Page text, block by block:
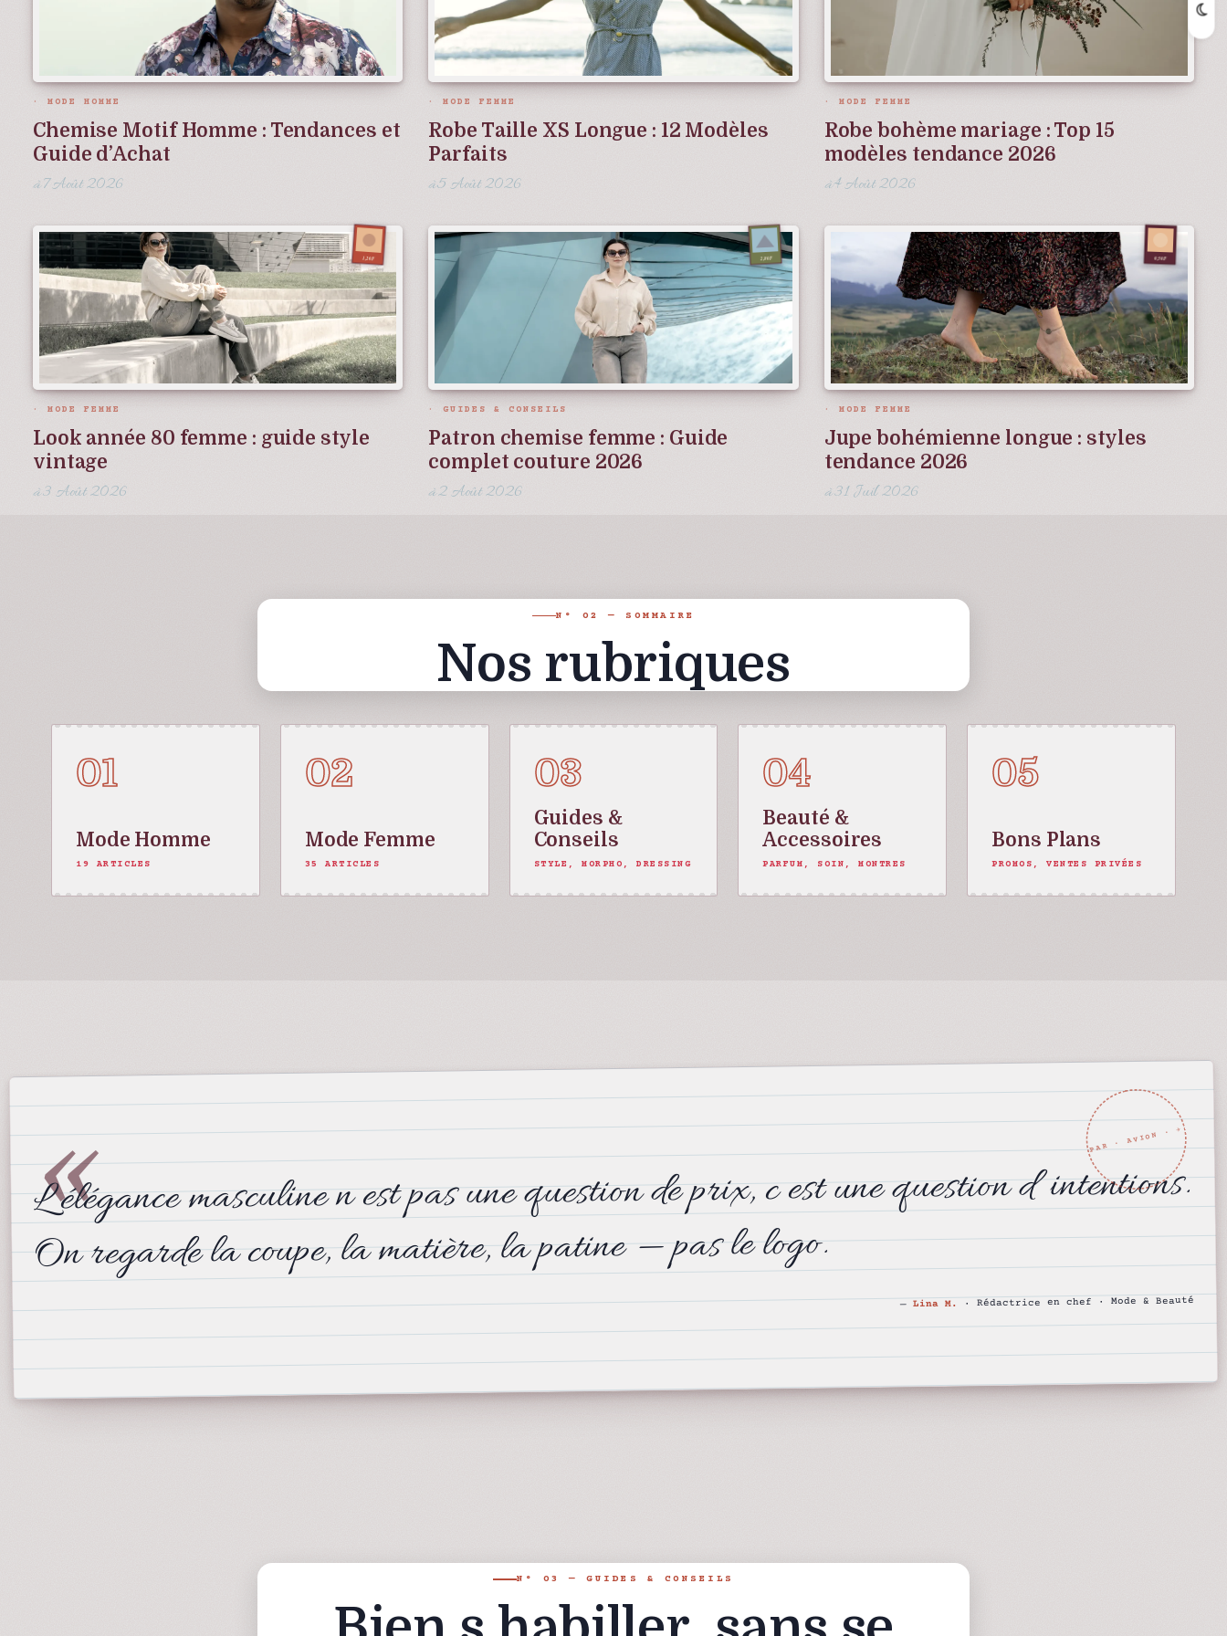
MODE HOMME
Chemise Motif Homme : Tendances et
Guide d’Achat
7 Août 2026
MODE FEMME
Robe Taille XS Longue : 12 Modèles
Parfaits
5 Août 2026
MODE FEMME
Robe bohème mariage : Top 15
modèles tendance 2026
4 Août 2026
MODE FEMME
Look année 80 femme : guide style
vintage
3 Août 2026
GUIDES & CONSEILS
Patron chemise femme : Guide
complet couture 2026
2 Août 2026
MODE FEMME
Jupe bohémienne longue : styles
tendance 2026
31 Juil 2026
N° 02 — SOMMAIRE
Nos rubriques
01
Mode Homme
19 ARTICLES
02
Mode Femme
35 ARTICLES
03
Guides &
Conseils
STYLE, MORPHO, DRESSING
04
Beauté &
Accessoires
PARFUM, SOIN, MONTRES
05
Bons Plans
PROMOS, VENTES PRIVÉES
«
L élégance masculine n est pas une question de prix, c est une question d intentions.
On regarde la coupe, la matière, la patine — pas le logo.
—Lina M.· Rédactrice en chef · Mode & Beauté
N° 03 — GUIDES & CONSEILS